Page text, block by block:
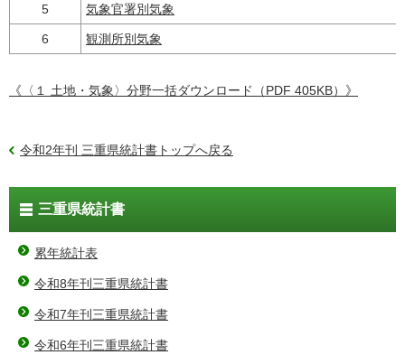
5 気象官署別気象
6 観測所別気象
《〈１ 土地・気象〉分野一括ダウンロード（PDF 405KB）》
令和2年刊 三重県統計書トップへ戻る
三重県統計書
累年統計表
令和8年刊三重県統計書
令和7年刊三重県統計書
令和6年刊三重県統計書